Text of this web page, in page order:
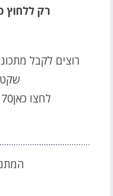
רק ללחוץ
רוצים לקבל
לחצו כאן70 –